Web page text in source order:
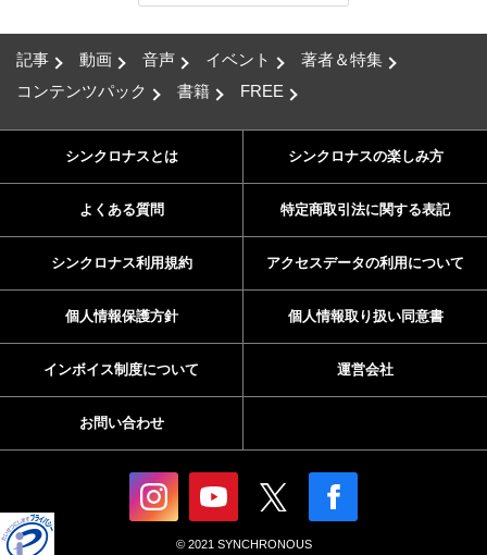
記事 動画 音声 イベント
著者＆特集
コンテンツパック
書籍 FREE
シンクロナスとは シンクロナスの楽しみ方
よくある質問 特定商取引法に関する表記
シンクロナス利用規約 アクセスデータの利用について
個人情報保護方針 個人情報取り扱い同意書
インボイス制度について 運営会社
お問い合わせ
© 2021 SYNCHRONOUS